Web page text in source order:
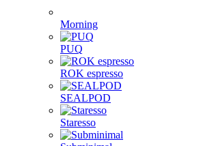
Morning
PUQ
ROK espresso
SEALPOD
Staresso